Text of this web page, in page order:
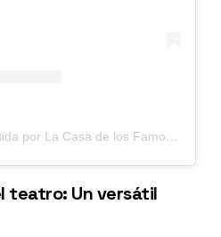
Una publicación compartida por La Casa de los Famosos México (@lacasafamososmx)
teatro: Un versátil